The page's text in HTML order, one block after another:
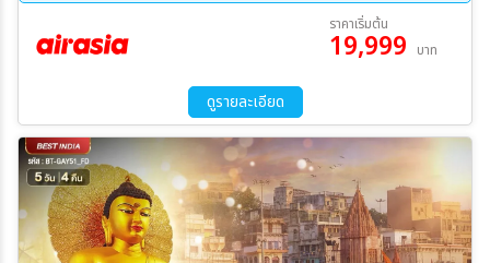
ค้นหา
04 ธ.ค. 69 - 07 ธ.ค. 69
11 ธ.ค. 69 - 14 ธ.ค. 69
18 ธ.ค. 69 - 21 ธ.ค. 69
12 ก.พ. 70 - 15 ก.พ. 70
05 มี.ค. 70 - 08 มี.ค. 70
19 มี.ค. 70 - 22 มี.ค. 70
ราคาเริ่มต้น
19,999 บาท
ดูรายละเอียด